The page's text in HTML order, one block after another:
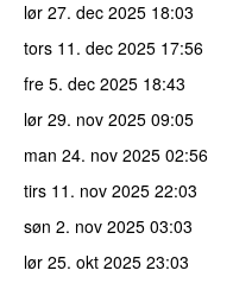
lør 27. dec 2025 18:03
tors 11. dec 2025 17:56
fre 5. dec 2025 18:43
lør 29. nov 2025 09:05
man 24. nov 2025 02:56
tirs 11. nov 2025 22:03
søn 2. nov 2025 03:03
lør 25. okt 2025 23:03